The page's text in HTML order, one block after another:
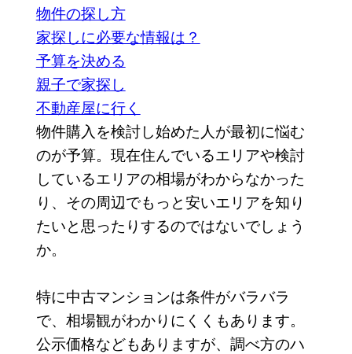
物件の探し方
家探しに必要な情報は？
予算を決める
親子で家探し
不動産屋に行く
物件購入を検討し始めた人が最初に悩む
のが予算。現在住んでいるエリアや検討
しているエリアの相場がわからなかった
り、その周辺でもっと安いエリアを知り
たいと思ったりするのではないでしょう
か。
特に中古マンションは条件がバラバラ
で、相場観がわかりにくくもあります。
公示価格などもありますが、調べ方のハ